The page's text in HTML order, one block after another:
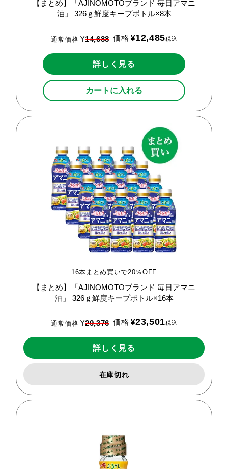
【まとめ】「AJINOMOTOブランド 毎日アマニ
油」 326ｇ鮮度キープボトル×8本
通常価格 ¥14,688 価格 ¥12,485税込
詳しく見る
カートに入れる
16本まとめ買いで20％OFF
【まとめ】「AJINOMOTOブランド 毎日アマニ
油」 326ｇ鮮度キープボトル×16本
通常価格 ¥29,376 価格 ¥23,501税込
詳しく見る
在庫切れ